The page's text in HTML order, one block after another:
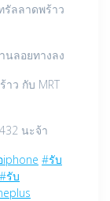
รัลลาดพร้าว
นลอยทางลง
ว กับ MRT
นะจ้า
#รับ
#รับ